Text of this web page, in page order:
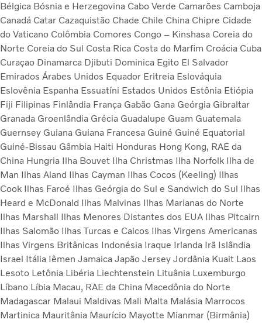
Bélgica Bósnia e Herzegovina Cabo Verde Camarões Camboja
Canadá Catar Cazaquistão Chade Chile China Chipre Cidade
do Vaticano Colômbia Comores Congo – Kinshasa Coreia do
Norte Coreia do Sul Costa Rica Costa do Marfim Croácia Cuba
Curaçao Dinamarca Djibuti Dominica Egito El Salvador
Emirados Árabes Unidos Equador Eritreia Eslováquia
Eslovênia Espanha Essuatíni Estados Unidos Estônia Etiópia
Fiji Filipinas Finlândia França Gabão Gana Geórgia Gibraltar
Granada Groenlândia Grécia Guadalupe Guam Guatemala
Guernsey Guiana Guiana Francesa Guiné Guiné Equatorial
Guiné-Bissau Gâmbia Haiti Honduras Hong Kong, RAE da
China Hungria Ilha Bouvet Ilha Christmas Ilha Norfolk Ilha de
Man Ilhas Aland Ilhas Cayman Ilhas Cocos (Keeling) Ilhas
Cook Ilhas Faroé Ilhas Geórgia do Sul e Sandwich do Sul Ilhas
Heard e McDonald Ilhas Malvinas Ilhas Marianas do Norte
Ilhas Marshall Ilhas Menores Distantes dos EUA Ilhas Pitcairn
Ilhas Salomão Ilhas Turcas e Caicos Ilhas Virgens Americanas
Ilhas Virgens Britânicas Indonésia Iraque Irlanda Irã Islândia
Israel Itália Iêmen Jamaica Japão Jersey Jordânia Kuait Laos
Lesoto Letônia Libéria Liechtenstein Lituânia Luxemburgo
Líbano Líbia Macau, RAE da China Macedônia do Norte
Madagascar Malaui Maldivas Mali Malta Malásia Marrocos
Martinica Mauritânia Maurício Mayotte Mianmar (Birmânia)